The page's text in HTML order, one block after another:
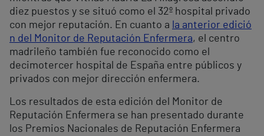
diez puestos y se situó como el 32º hospital privado
con mejor reputación. En cuanto a la anterior edició
n del Monitor de Reputación Enfermera, el centro
madrileño también fue reconocido como el
decimotercer hospital de España entre públicos y
privados con mejor dirección enfermera.
Los resultados de esta edición del Monitor de
Reputación Enfermera se han presentado durante
los Premios Nacionales de Reputación Enfermera